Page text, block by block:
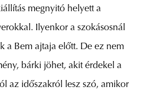
megnyitó helyett a
Ilyenkor a szokásosnál
a Bem ajtaja előtt. De ez nem
bárki jöhet, akit érdekel a
az időszakról lesz szó, amikor